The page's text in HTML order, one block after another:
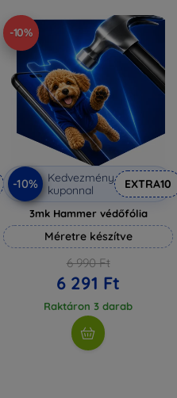
-10%
-10%
Kedvezmény
kuponnal
EXTRA10
3mk Hammer védőfólia
Méretre készítve
6 990 Ft
6 291 Ft
Raktáron 3 darab